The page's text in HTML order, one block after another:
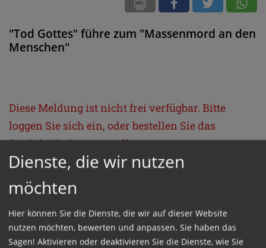
"Tod Gottes" führe zum "Massenmord an den
Menschen"
Diese Meldung ist nicht frei verfügbar. Bitte
loggen Sie sich ein, oder bestellen Sie das
ProduktKathpress_online.
GESCHÜTZTER BEREICH
Bitte melden Sie sich mit Ihrem Benutzernamen
und Passwort an.
Dienste, die wir nutzen
möchten
Hier können Sie die Dienste, die wir auf dieser Website
nutzen möchten, bewerten und anpassen. Sie haben das
Sagen! Aktivieren oder deaktivieren Sie die Dienste, wie Sie